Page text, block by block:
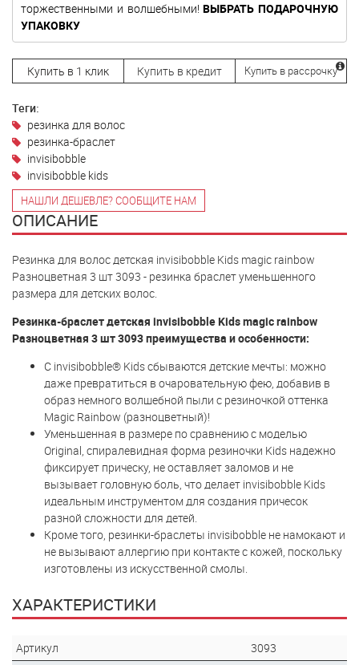
торжественными и волшебными!ВЫБРАТЬ ПОДАРОЧНУЮ
УПАКОВКУ
Купить в 1 клик Купить в кредит Купить в рассрочку
Теги:
резинка для волос
резинка-браслет
invisibobble
invisibobble kids
НАШЛИ ДЕШЕВЛЕ? СООБЩИТЕ НАМ
ОПИСАНИЕ
Резинка для волос детская invisibobble Kids magic rainbow
Разноцветная 3 шт 3093 - резинка браслет уменьшенного
размера для детских волос.
Резинка-браслет детская invisibobble Kids magic rainbow
Разноцветная 3 шт 3093 преимущества и особенности:
С invisibobble® Kids сбываются детские мечты: можно
даже превратиться в очаровательную фею, добавив в
образ немного волшебной пыли с резиночкой оттенка
Magic Rainbow (разноцветный)!
Уменьшенная в размере по сравнению с моделью
Original, спиралевидная форма резиночки Kids надежно
фиксирует прическу, не оставляет заломов и не
вызывает головную боль, что делает invisibobble Kids
идеальным инструментом для создания причесок
разной сложности для детей.
Кроме того, резинки-браслеты invisibobble не намокают и
не вызывают аллергию при контакте с кожей, поскольку
изготовлены из искусственной смолы.
ХАРАКТЕРИСТИКИ
Артикул
3093